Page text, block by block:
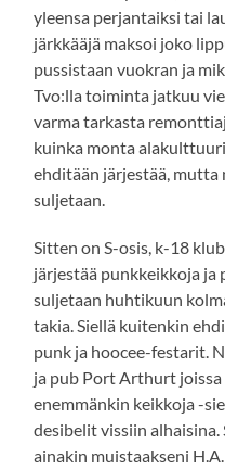
yleensa perjantaiksi tai
järkkääjä maksoi joko
pussistaan vuokran ja
Tvo:lla toiminta jatkuu
varma tarkasta
kuinka monta
ehditään järjestää, mutta
suljetaan.
Sitten on S-osis, k-18
järjestää punkkeikkoja ja
suljetaan huhtikuun
takia. Siellä kuitenkin
punk ja hoocee-festarit.
ja pub Port Arthurt
enemmänkin keikkoja -
desibelit vissiin
ainakin muistaakseni